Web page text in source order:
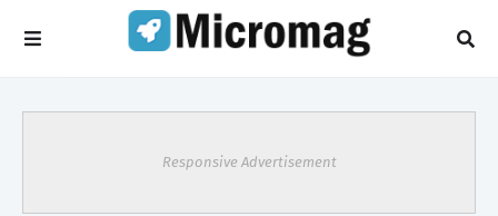
Responsive Advertisement